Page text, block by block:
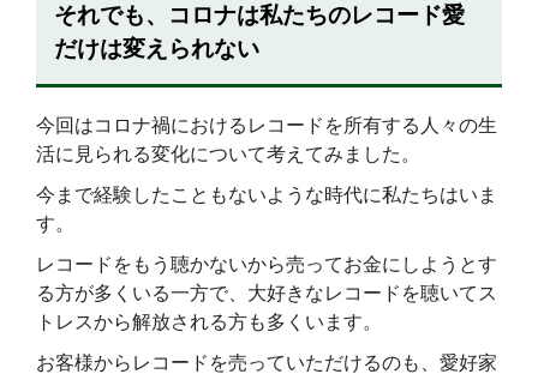
それでも、コロナは私たちのレコード愛
だけは変えられない
今回はコロナ禍におけるレコードを所有する人々の生
活に見られる変化について考えてみました。
今まで経験したこともないような時代に私たちはいま
す。
レコードをもう聴かないから売ってお金にしようとす
る方が多くいる一方で、大好きなレコードを聴いてス
トレスから解放される方も多くいます。
お客様からレコードを売っていただけるのも、愛好家